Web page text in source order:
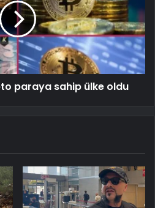
paraya sahip ülke oldu